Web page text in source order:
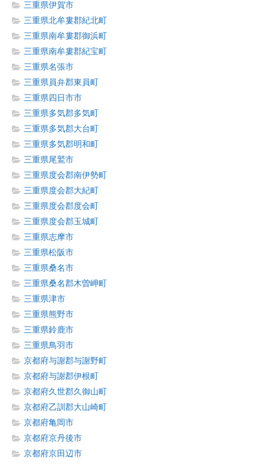
三重県伊賀市
三重県北牟婁郡紀北町
三重県南牟婁郡御浜町
三重県南牟婁郡紀宝町
三重県名張市
三重県員弁郡東員町
三重県四日市市
三重県多気郡多気町
三重県多気郡大台町
三重県多気郡明和町
三重県尾鷲市
三重県度会郡南伊勢町
三重県度会郡大紀町
三重県度会郡度会町
三重県度会郡玉城町
三重県志摩市
三重県松阪市
三重県桑名市
三重県桑名郡木曽岬町
三重県津市
三重県熊野市
三重県鈴鹿市
三重県鳥羽市
京都府与謝郡与謝野町
京都府与謝郡伊根町
京都府久世郡久御山町
京都府乙訓郡大山崎町
京都府亀岡市
京都府京丹後市
京都府京田辺市